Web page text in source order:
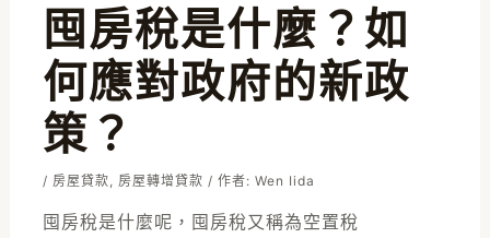
囤房稅是什麼？如
何應對政府的新政
策？
/ 房屋貸款 房屋轉增貸款 / 作者: Wen Iida
囤房稅是什麼呢，囤房稅又稱為空置稅